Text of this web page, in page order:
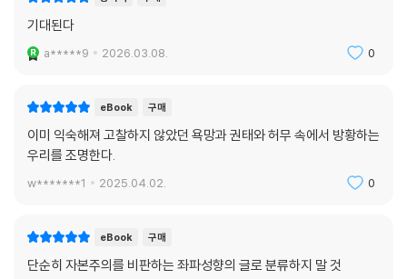
기대된다
a*****9 2026.03.08. 0
eBook 구매
이미 익숙해져 고찰하지 않았던 욕망과 권태와 허무 속에서 방황하는
우리를 조명한다.
w*******1 2025.04.02. 0
eBook 구매
단순히 자본주의를 비판하는 좌파성향의 글로 분류하지 말 것